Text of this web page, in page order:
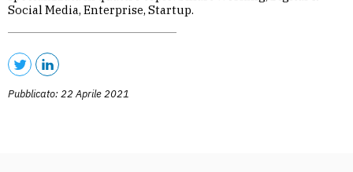
Social Media, Enterprise, Startup.
Pubblicato: 22 Aprile 2021